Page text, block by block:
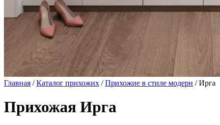
Главная /Каталог прихожих /Прихожие в стиле модерн / Ирга
Прихожая Ирга